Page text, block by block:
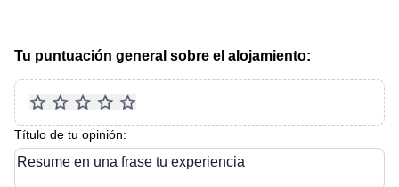
Tu puntuación general sobre el alojamiento:
Título de tu opinión:
Resume en una frase tu experiencia